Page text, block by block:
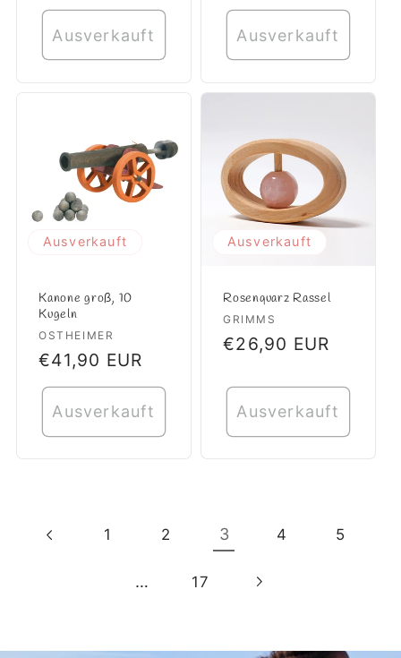
Preis
Ausverkauft Ausverkauft
Ausverkauft
Kanone groß, 10
Kugeln
Anbieter:
OSTHEIMER
Normaler
Preis
€41,90 EUR
Ausverkauft
Ausverkauft
Rosenquarz Rassel
Anbieter:
GRIMMS
Normaler
€26,90 EUR
Ausverkauft
1 2 3 4 5
… 17